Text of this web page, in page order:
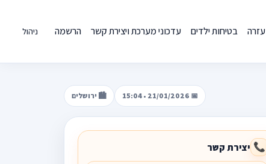
עזרה בטיחות ילדים עדכוני מערכת ויצירת קשר הרשמה ניהול
📅 21/01/2026 • 15:04 🏙️ ירושלים
📞 יצירת קשר